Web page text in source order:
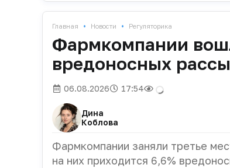
Главная • Новости • Регуляторика
Фармкомпании
вредоносных
06.08.2026 17:54
Дина
Коблова
Фармкомпании заняли третье
на них приходится 6,6%